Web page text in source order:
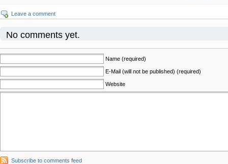
Leave a comment
No comments yet.
Name (required)
E-Mail (will not be published) (required)
Website
Subscribe to comments feed